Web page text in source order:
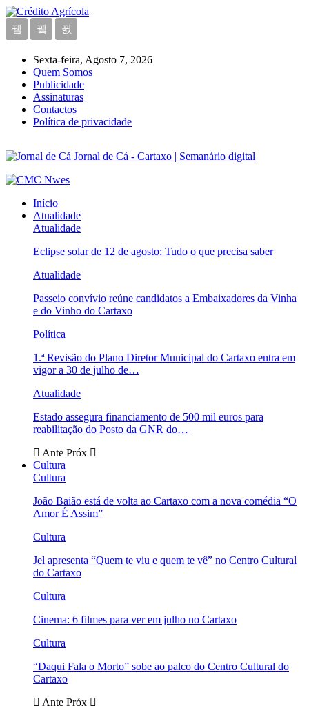
Sexta-feira, Agosto 7, 2026
Quem Somos
Publicidade
Assinaturas
Contactos
Política de privacidade
Jornal de Cá - Cartaxo | Semanário digital
Início
Atualidade
Atualidade
Eclipse solar de 12 de agosto: Tudo o que precisa saber
Atualidade
Passeio convívio reúne candidatos a Embaixadores da Vinha
e do Vinho do Cartaxo
Política
1.ª Revisão do Plano Diretor Municipal do Cartaxo entra em
vigor a 30 de julho de…
Atualidade
Estado assegura financiamento de 500 mil euros para
reabilitação do Posto da GNR do…
Ante Próx
Cultura
Cultura
João Baião está de volta ao Cartaxo com a nova comédia “O
Amor É Assim”
Cultura
Jel apresenta “Quem te viu e quem te vê” no Centro Cultural
do Cartaxo
Cultura
Cinema: 6 filmes para ver em julho no Cartaxo
Cultura
“Daqui Fala o Morto” sobe ao palco do Centro Cultural do
Cartaxo
Ante Próx